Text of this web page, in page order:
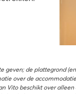
de plattegrond
over de
beschikt over